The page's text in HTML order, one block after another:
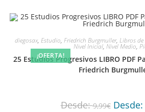
¡OFERTA!
diegosax, Estudio, Friedrich Burgmuller, Libros
Nivel Inicial, Nivel Medio,
25 Estudios Progresivos LIBRO PDF
Friedrich
Desde:9,99€ Desde: